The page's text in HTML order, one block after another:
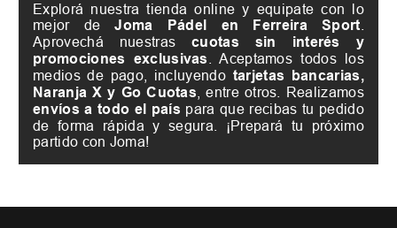
Explorá nuestra tienda online y equipate con lo
mejor deJoma Pádel en Ferreira Sport
Aprovechá nuestrascuotas sin interés y
promociones exclusivas
. Aceptamos todos los
medios de pago, incluyendo tarjetas bancarias,
Naranja X y Go Cuotas , entre otros. Realizamos
envíos a todo el país para que recibas tu pedido
de forma rápida y segura. ¡Prepará tu próximo
partido con Joma!